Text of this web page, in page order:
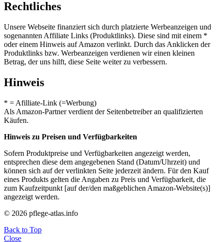
Rechtliches
Unsere Webseite finanziert sich durch platzierte Werbeanzeigen und
sogenannten Affiliate Links (Produktlinks). Diese sind mit einem *
oder einem Hinweis auf Amazon verlinkt. Durch das Anklicken der
Produktlinks bzw. Werbeanzeigen verdienen wir einen kleinen
Betrag, der uns hilft, diese Seite weiter zu verbessern.
Hinweis
* = Afilliate-Link (=Werbung)
Als Amazon-Partner verdient der Seitenbetreiber an qualifizierten
Käufen.
Hinweis zu Preisen und Verfügbarkeiten
Sofern Produktpreise und Verfügbarkeiten angezeigt werden,
entsprechen diese dem angegebenen Stand (Datum/Uhrzeit) und
können sich auf der verlinkten Seite jederzeit ändern. Für den Kauf
eines Produkts gelten die Angaben zu Preis und Verfügbarkeit, die
zum Kaufzeitpunkt [auf der/den maßgeblichen Amazon-Website(s)]
angezeigt werden.
© 2026 pflege-atlas.info
Back to Top
Close